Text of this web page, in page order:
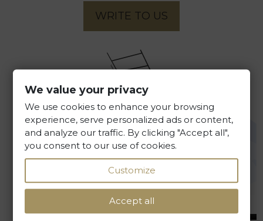
WRITE TO US
DETERMINE YOUR ROUTE
We value your privacy
We use cookies to enhance your browsing
experience, serve personalized ads or content,
and analyze our traffic. By clicking "Accept all",
you consent to our use of cookies.
Customize
Accept all